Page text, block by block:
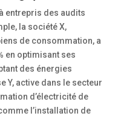
entrepris des audits
la société X,
de consommation, a
en optimisant ses
des énergies
Y, active dans le secteur
d’électricité de
l’installation de